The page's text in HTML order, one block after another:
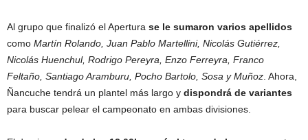
Al grupo que finalizó el Apertura se le sumaron varios apellidos
como Martín Rolando, Juan Pablo Martellini, Nicolás Gutiérrez,
Nicolás Huenchul, Rodrigo Pereyra, Enzo Ferreyra, Franco
Feltaño, Santiago Aramburu, Pocho Bartolo, Sosa y Muñoz . Ahora,
Ñancuche tendrá un plantel más largo y dispondrá de variantes
para buscar pelear el campeonato en ambas divisiones.